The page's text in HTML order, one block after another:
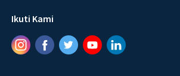
Ikuti Kami